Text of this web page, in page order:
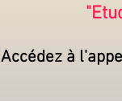
Accédez à